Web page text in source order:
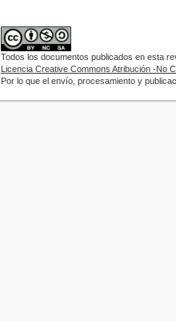
Todos los documentos publicados en esta
Licencia Creative Commons Atribución -No
Por lo que el envío, procesamiento y